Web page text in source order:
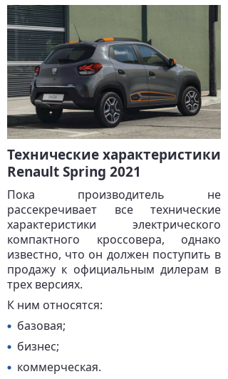
Технические характеристики
Renault Spring 2021
Пока производитель не
рассекречивает все технические
характеристики электрического
компактного кроссовера, однако
известно, что он должен поступить в
продажу к официальным дилерам в
трех версиях.
К ним относятся:
базовая;
бизнес;
коммерческая.